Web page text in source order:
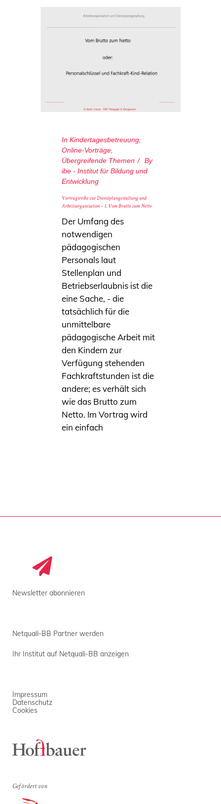
In Kindertagesbetreuung
Online-Vorträge
Übergreifende Themen
By
ibe - Institut für Bildung und
Entwicklung
Vortragsreihe zur Dienstplangestaltung und
Arbeitsorganisation – 1. Vom Brutto zum Netto
Der Umfang des
notwendigen
pädagogischen
Personals laut
Stellenplan und
Betriebserlaubnis ist die
eine Sache, - die
tatsächlich für die
unmittelbare
pädagogische Arbeit mit
den Kindern zur
Verfügung stehenden
Fachkraftstunden ist die
andere; es verhält sich
wie das Brutto zum
Netto. Im Vortrag wird
ein einfach
Newsletter abonnieren
Netquali-BB Partner werden
Ihr Institut auf Netquali-BB anzeigen
Impressum
Datenschutz
Cookies
Gefördert von